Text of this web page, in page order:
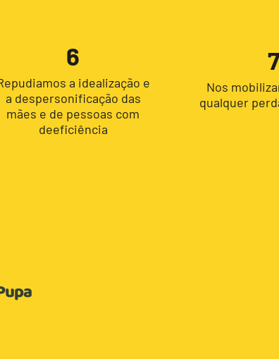
6
a idealização e
a despersonificação das
mães e de pessoas com
deeficiência
7
Nos
qualquer